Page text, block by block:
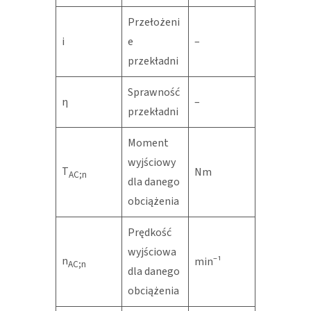
i
Przełożeni
e
przekładni
–
η
Sprawność
przekładni
–
TAC;n
Moment
wyjściowy
dla danego
obciążenia
Nm
nAC;n
Prędkość
wyjściowa
dla danego
obciążenia
min⁻¹